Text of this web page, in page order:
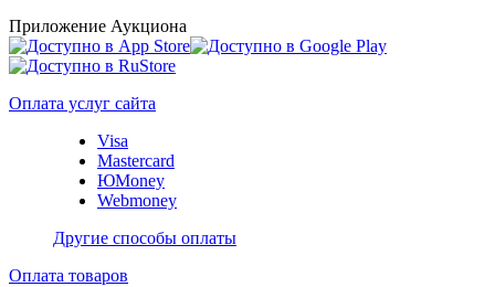
Приложение Аукциона
Оплата услуг сайта
Visa
Mastercard
ЮMoney
Webmoney
Другие способы оплаты
Оплата товаров